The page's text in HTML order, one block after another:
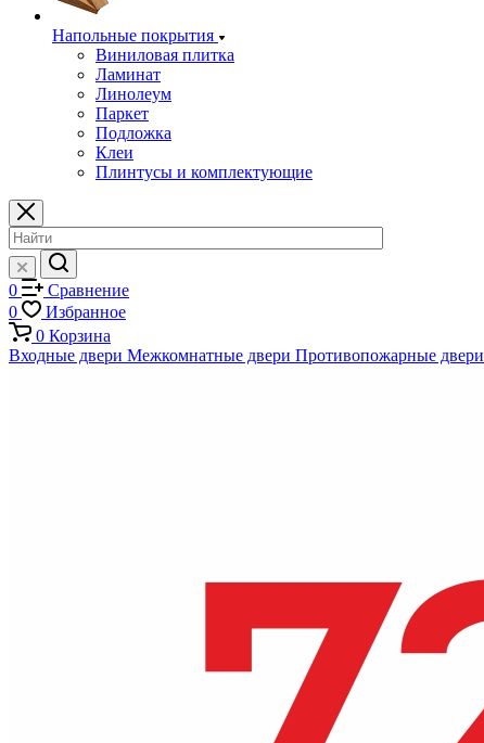
Напольные покрытия
Виниловая плитка
Ламинат
Линолеум
Паркет
Подложка
Клеи
Плинтусы и комплектующие
0
Сравнение
0
Избранное
0 Корзина
Входные двери Межкомнатные двери Противопожарные двери